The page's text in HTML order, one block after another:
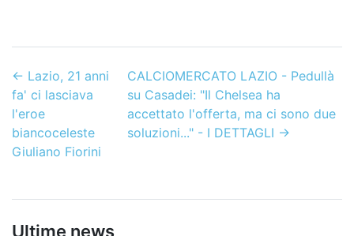
← Lazio, 21 anni
fa' ci lasciava
l'eroe
biancoceleste
Giuliano Fiorini
CALCIOMERCATO LAZIO - Pedullà
su Casadei: "Il Chelsea ha
accettato l'offerta, ma ci sono due
soluzioni..." - I DETTAGLI →
Ultime news